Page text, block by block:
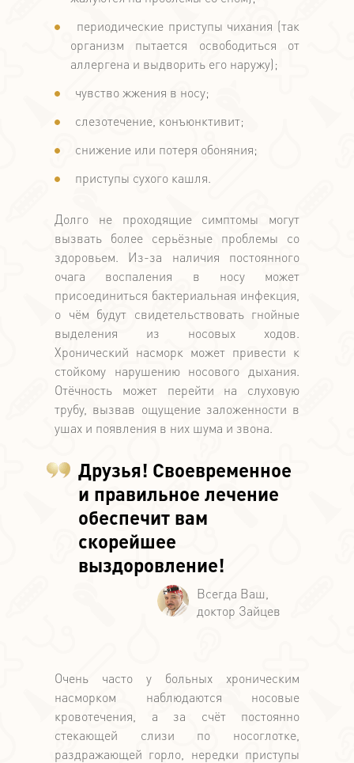
периодические приступы чихания (так
организм пытается освободиться от
аллергена и выдворить его наружу);
чувство жжения в носу;
слезотечение, конъюнктивит;
снижение или потеря обоняния;
приступы сухого кашля.
Долго не проходящие симптомы могут
вызвать более серьёзные проблемы со
здоровьем. Из-за наличия постоянного
очага воспаления в носу может
присоединиться бактериальная инфекция,
о чём будут свидетельствовать гнойные
выделения из носовых ходов.
Хронический насморк может привести к
стойкому нарушению носового дыхания.
Отёчность может перейти на слуховую
трубу, вызвав ощущение заложенности в
ушах и появления в них шума и звона.
Друзья! Своевременное
и правильное лечение
обеспечит вам
скорейшее
выздоровление!
Очень часто у больных хроническим
насморком наблюдаются носовые
кровотечения, а за счёт постоянно
стекающей слизи по носоглотке,
раздражающей горло, нередки приступы